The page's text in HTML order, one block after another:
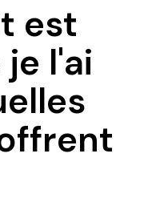
est
l'ai